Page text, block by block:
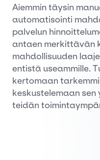
Aiemmin täysin
automatisointi
palvelun
antaen merkittävän
mahdollisuuden
entistä useammille.
kertomaan
keskustelemaan
teidän